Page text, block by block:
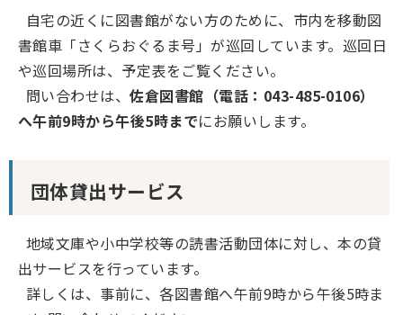
自宅の近くに図書館がない方のために、市内を移動図
書館車「さくらおぐるま号」が巡回しています。巡回日
や巡回場所は、予定表をご覧ください。
問い合わせは、佐倉図書館（電話：043-485-0106）
へ午前9時から午後5時までにお願いします。
団体貸出サービス
地域文庫や小中学校等の読書活動団体に対し、本の貸
出サービスを行っています。
詳しくは、事前に、各図書館へ午前9時から午後5時ま